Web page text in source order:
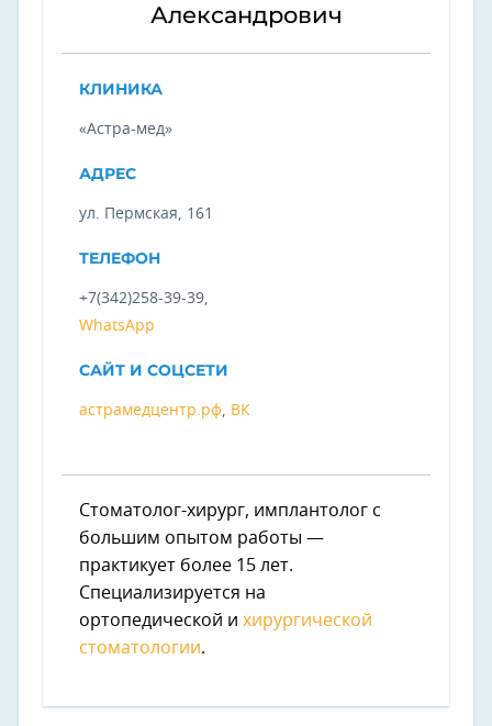
Александрович
КЛИНИКА
«Астра-мед»
АДРЕС
ул. Пермская, 161
ТЕЛЕФОН
+7(342)258-39-39,
WhatsApp
САЙТ И СОЦСЕТИ
астрамедцентр.рф, ВК
Стоматолог-хирург, имплантолог с
большим опытом работы —
практикует более 15 лет.
Специализируется на
ортопедической и хирургической
стоматологии.